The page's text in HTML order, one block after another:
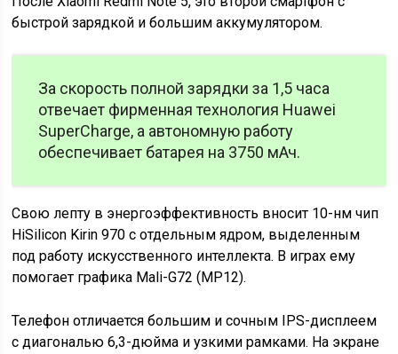
быстрой зарядкой и большим аккумулятором.
За скорость полной зарядки за 1,5 часа
отвечает фирменная технология Huawei
SuperCharge, а автономную работу
обеспечивает батарея на 3750 мАч.
Свою лепту в энергоэффективность вносит 10-нм чип
HiSilicon Kirin 970 с отдельным ядром, выделенным
под работу искусственного интеллекта. В играх ему
помогает графика Mali-G72 (MP12).
Телефон отличается большим и сочным IPS-дисплеем
с диагональю 6,3-дюйма и узкими рамками. На экране